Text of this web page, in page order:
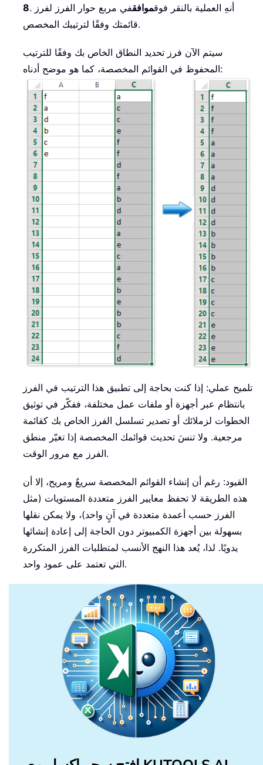
8 . أنهِ العملية بالنقر فوقموافقفي مربع حوار الفرز لفرز
قائمتك وفقًا لترتيبك المخصص.
سيتم الآن فرز تحديد النطاق الخاص بك وفقًا للترتيب
المحفوظ في القوائم المخصصة، كما هو موضح أدناه:
تلميح عملي: إذا كنت بحاجة إلى تطبيق هذا الترتيب في الفرز
بانتظام عبر أجهزة أو ملفات عمل مختلفة، ففكّر في توثيق
الخطوات لزملائك أو تصدير تسلسل الفرز الخاص بك كقائمة
مرجعية. ولا تنسَ تحديث قوائمك المخصصة إذا تغيّر منطق
الفرز مع مرور الوقت.
القيود: رغم أن إنشاء القوائم المخصصة سريعٌ ومريح، إلا أن
هذه الطريقة لا تحفظ معايير الفرز متعددة المستويات (مثل
الفرز حسب أعمدة متعددة في آنٍ واحد)، ولا يمكن نقلها
بسهولة بين أجهزة الكمبيوتر دون الحاجة إلى إعادة إنشائها
يدويًا. لذا، يُعد هذا النهج الأنسب لمتطلبات الفرز المتكررة
التي تعتمد على عمود واحد.